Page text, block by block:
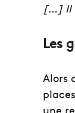
[…] Il
Les
Alors
une